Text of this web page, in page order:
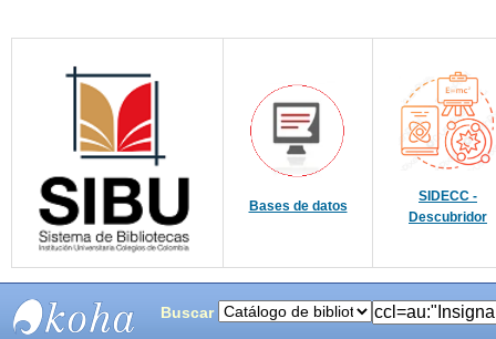
Bases de datos
SIDECC -
Descubridor
Buscar